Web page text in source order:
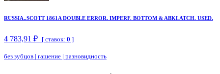
RUSSIA..SCOTT 1861A DOUBLE ERROR. IMPERF. BOTTOM & ABKLATCH. USED.
4 783,91 ₽ [ ставок: 0 ]
без зубцов | гашение | разновидность